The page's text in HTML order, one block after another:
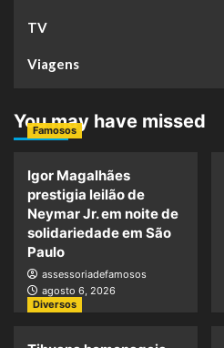
TV
Viagens
You may have missed
Famosos
Igor Magalhães
prestigia leilão de
Neymar Jr. em noite de
solidariedade em São
Paulo
assessoriadefamosos
agosto 6, 2026
Diversos